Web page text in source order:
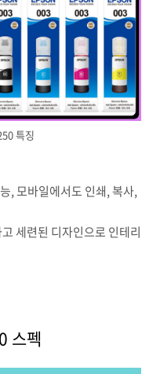
특징
, 모바일에서도 인쇄, 복사,
세련된 디자인으로 인테리
스펙